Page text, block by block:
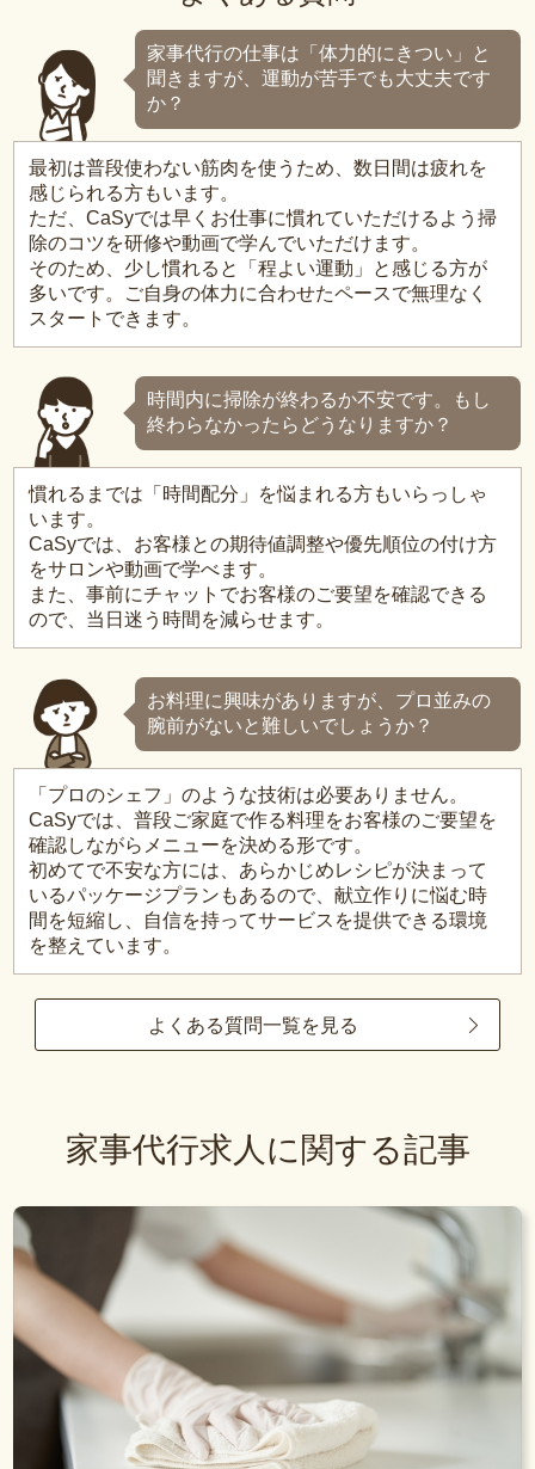
家事代行の仕事は「体力的にきつい」と
聞きますが、運動が苦手でも大丈夫です
か？
最初は普段使わない筋肉を使うため、数日間は疲れを
感じられる方もいます。
ただ、CaSyでは早くお仕事に慣れていただけるよう掃
除のコツを研修や動画で学んでいただけます。
そのため、少し慣れると「程よい運動」と感じる方が
多いです。ご自身の体力に合わせたペースで無理なく
スタートできます。
時間内に掃除が終わるか不安です。もし
終わらなかったらどうなりますか？
慣れるまでは「時間配分」を悩まれる方もいらっしゃ
います。
CaSyでは、お客様との期待値調整や優先順位の付け方
をサロンや動画で学べます。
また、事前にチャットでお客様のご要望を確認できる
ので、当日迷う時間を減らせます。
お料理に興味がありますが、プロ並みの
腕前がないと難しいでしょうか？
「プロのシェフ」のような技術は必要ありません。
CaSyでは、普段ご家庭で作る料理をお客様のご要望を
確認しながらメニューを決める形です。
初めてで不安な方には、あらかじめレシピが決まって
いるパッケージプランもあるので、献立作りに悩む時
間を短縮し、自信を持ってサービスを提供できる環境
を整えています。
よくある質問一覧を見る
家事代行求人に関する記事